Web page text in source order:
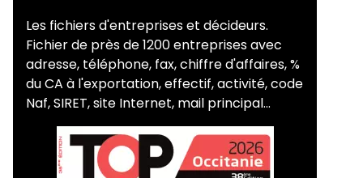
Les fichiers d'entreprises et décideurs.
Fichier de près de 1200 entreprises avec
adresse, téléphone, fax, chiffre d'affaires, %
du CA à l'exportation, effectif, activité, code
Naf, SIRET, site Internet, mail principal...